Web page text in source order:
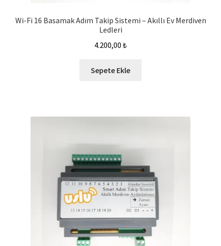
Wi-Fi 16 Basamak Adım Takip Sistemi – Akıllı Ev Merdiven
Ledleri
4.200,00 ₺
Sepete Ekle